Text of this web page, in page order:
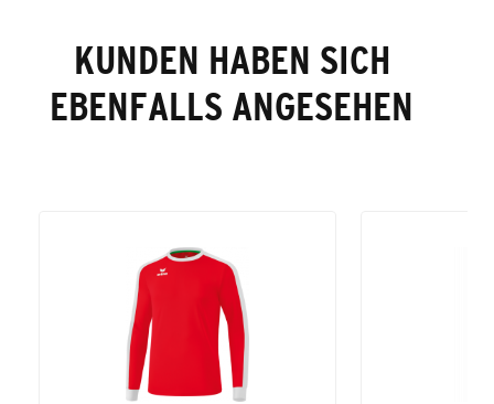
KUNDEN HABEN SICH
EBENFALLS ANGESEHEN